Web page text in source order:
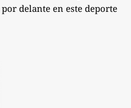
delante en este deporte